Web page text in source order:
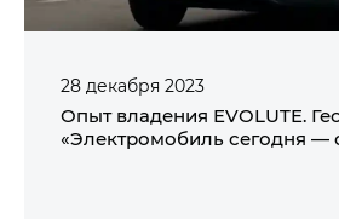
28 декабря 2023
Опыт владения EVOLUTE.
«Электромобиль сегодня —